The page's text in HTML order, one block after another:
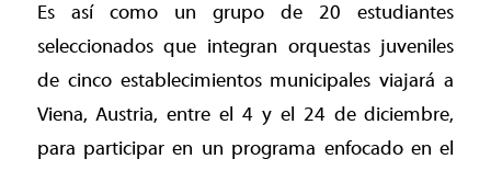
Es así como un grupo de 20 estudiantes
seleccionados que integran orquestas juveniles
de cinco establecimientos municipales viajará a
Viena, Austria, entre el 4 y el 24 de diciembre,
para participar en un programa enfocado en el